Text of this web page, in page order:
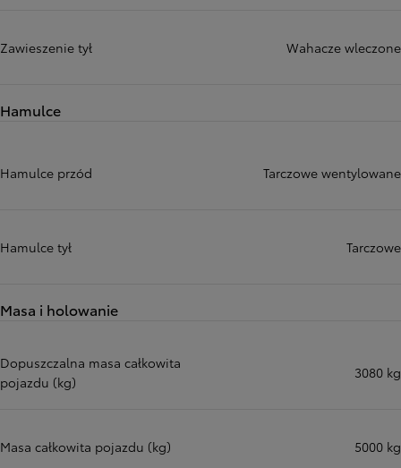
Zawieszenie tył Wahacze wleczone
Hamulce
Hamulce przód Tarczowe wentylowane
Hamulce tył Tarczowe
Masa i holowanie
Dopuszczalna masa całkowita
pojazdu (kg)
3080 kg
Masa całkowita pojazdu (kg) 5000 kg